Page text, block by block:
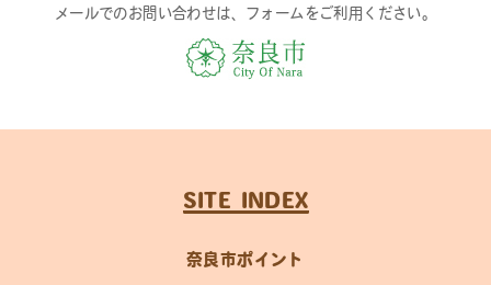
メールでのお問い合わせは、フォームをご利用ください。
SITE INDEX
奈良市ポイント